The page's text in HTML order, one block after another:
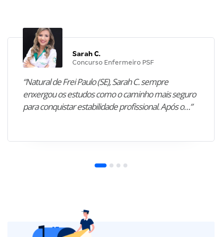
Sarah C.
Concurso Enfermeiro PSF
“Natural de Frei Paulo (SE), Sarah C. sempre
enxergou os estudos como o caminho mais seguro
para conquistar estabilidade profissional. Após o…”